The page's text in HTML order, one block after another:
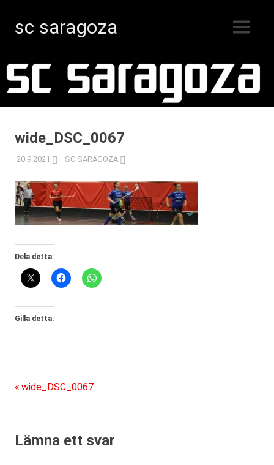
innehåll
sc saragoza
Kristinestad
sedan
MENY
wide_DSC_0067
20.9.2021 SC SARAGOZA
Dela detta:
Gilla detta:
Inläggsnavigering
Föregående
inlägg:
wide_DSC_0067
Lämna ett svar